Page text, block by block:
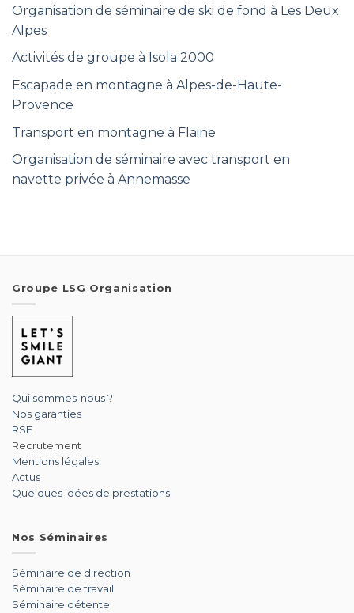
Organisation de séminaire de ski de fond à Les Deux
Alpes
Activités de groupe à Isola 2000
Escapade en montagne à Alpes-de-Haute-
Provence
Transport en montagne à Flaine
Organisation de séminaire avec transport en
navette privée à Annemasse
Groupe LSG Organisation
Qui sommes-nous ?
Nos garanties
RSE
Recrutement
Mentions légales
Actus
Quelques idées de prestations
Nos Séminaires
Séminaire de direction
Séminaire de travail
Séminaire détente